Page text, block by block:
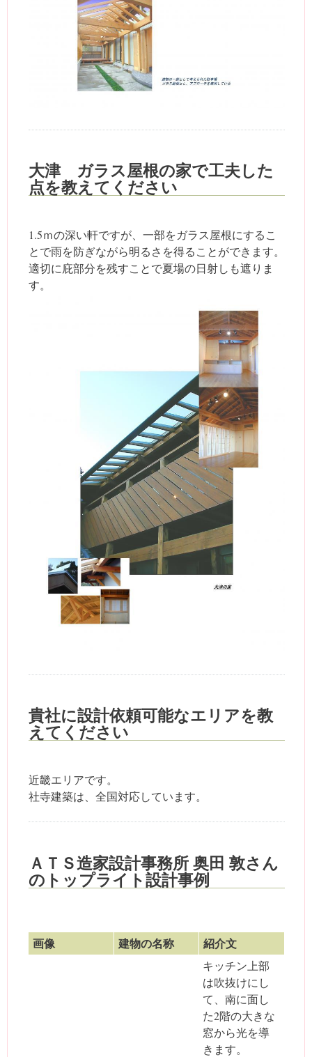
大津 ガラス屋根の家で工夫した
点を教えてください
1.5ｍの深い軒ですが、一部をガラス屋根にするこ
とで雨を防ぎながら明るさを得ることができます。
適切に庇部分を残すことで夏場の日射しも遮りま
す。
貴社に設計依頼可能なエリアを教
えてください
近畿エリアです。
社寺建築は、全国対応しています。
ＡＴＳ造家設計事務所 奥田 敦さん
のトップライト設計事例
画像 建物の名称 紹介文
キッチン上部
は吹抜けにし
て、南に面し
た2階の大きな
窓から光を導
きます。